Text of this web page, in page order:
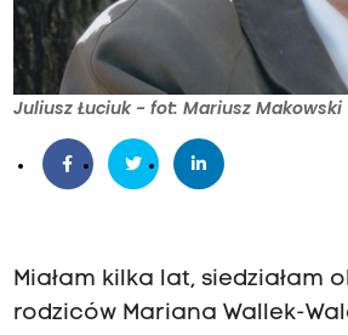
Juliusz Łuciuk - fot: Mariusz
Miałam kilka lat, siedziałam
rodziców Mariana Wallek-